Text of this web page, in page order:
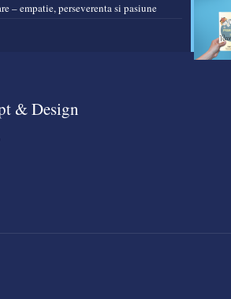
– empatie, perseverenta si pasiune
& Design